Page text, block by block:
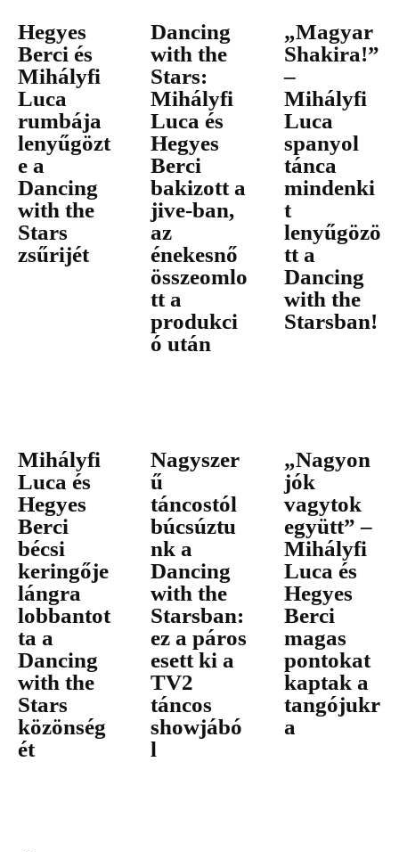
Hegyes
Berci és
Mihályfi
Luca
rumbája
lenyűgözt
e a
Dancing
with the
Stars
zsűrijét
Dancing
with the
Stars:
Mihályfi
Luca és
Hegyes
Berci
bakizott a
jive-ban,
az
énekesnő
összeomlo
tt a
produkci
ó után
„Magyar
Shakira!”
–
Mihályfi
Luca
spanyol
tánca
mindenki
t
lenyűgözö
tt a
Dancing
with the
Starsban!
Mihályfi
Luca és
Hegyes
Berci
bécsi
keringője
lángra
lobbantot
ta a
Dancing
with the
Stars
közönség
ét
Nagyszer
ű
táncostól
búcsúztu
nk a
Dancing
with the
Starsban:
ez a páros
esett ki a
TV2
táncos
showjábó
l
„Nagyon
jók
vagytok
együtt” –
Mihályfi
Luca és
Hegyes
Berci
magas
pontokat
kaptak a
tangójukr
a